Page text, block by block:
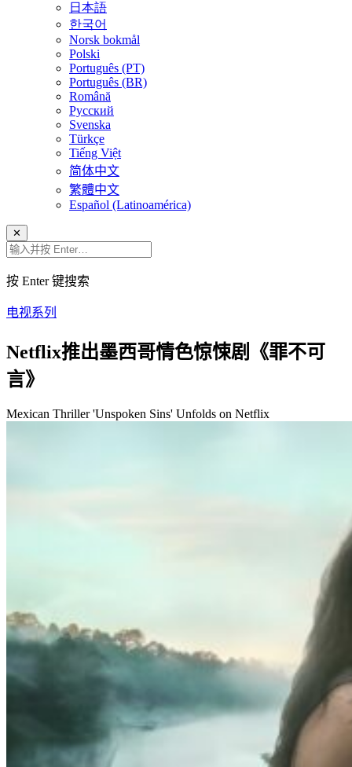
日本語
한국어
Norsk bokmål
Polski
Português (PT)
Português (BR)
Română
Русский
Svenska
Türkçe
Tiếng Việt
简体中文
繁體中文
Español (Latinoamérica)
✕
按 Enter 键搜索
电视系列
Netflix推出墨西哥情色惊悚剧《罪不可
言》
Mexican Thriller 'Unspoken Sins' Unfolds on Netflix